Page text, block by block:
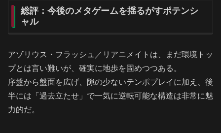
総評：今後のメタゲームを揺るがすポテンシ
ャル
アゾリウス・フラッシュ／リアニメイトは、まだ環境トッ
プとは言い難いが、確実に地歩を固めつつある。
序盤から盤面を広げ、隙の少ないテンポプレイに加え、後
半には「過去立たせ」で一気に逆転可能な構造は非常に魅
力的だ。